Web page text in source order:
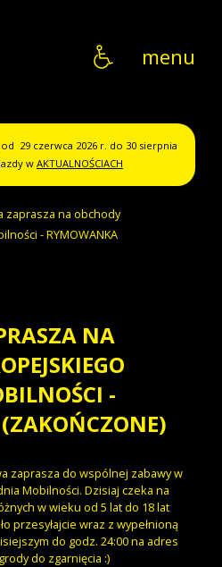
menu
29 czerwca 2026 r. do 30 sierpnia
w AKTUALNOŚCIACH
zaprasza na obchody
- RYMOWANKA
NA
-
zaprasza do wspólnej zabawy w
Mobilności. Dzisiaj czeka na
w wieku od 5 lat do 18 lat
przesyłajcie wraz z wypełnioną
do godz. 24:00 na adres
do zgarnięcia :)